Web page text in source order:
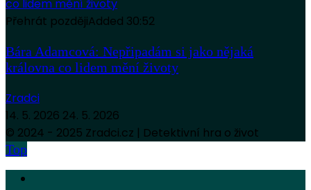
Přehrát pozdějiAdded 30:52
Bára Adamcová: Nepřipadám si jako nějaká
královna co lidem mění životy
Zradci
14. 5. 2026 24. 5. 2026
© 2024 - 2025 Zradci.cz | Detektivní hra o život
Top